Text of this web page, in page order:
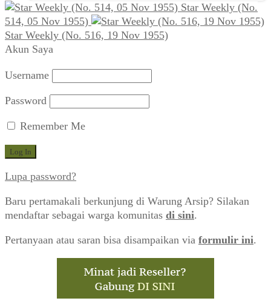
Star Weekly (No.
514, 05 Nov 1955)
Star Weekly (No. 516, 19 Nov 1955)
Akun Saya
Username
Password
Remember Me
Lupa password?
Baru pertamakali berkunjung di Warung Arsip? Silakan
mendaftar sebagai warga komunitas di sini.
Pertanyaan atau saran bisa disampaikan via formulir ini.